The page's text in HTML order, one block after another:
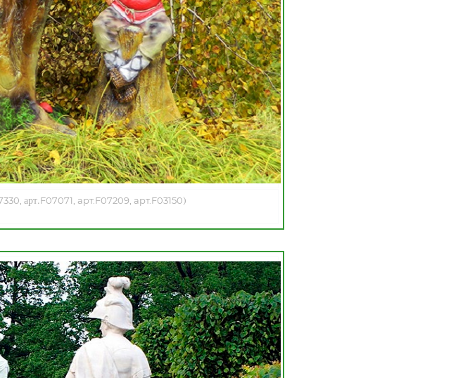
арт.F07071, арт.F07209, арт.F03150)